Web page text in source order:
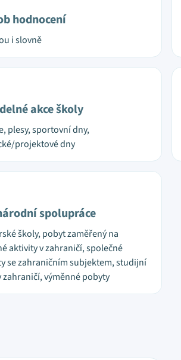
hodnocení
i slovně
akce školy
plesy, sportovní dny,
projektové dny
spolupráce
školy, pobyt zaměřený na
aktivity v zahraničí, společné
se zahraničním subjektem, studijní
zahraničí, výměnné pobyty